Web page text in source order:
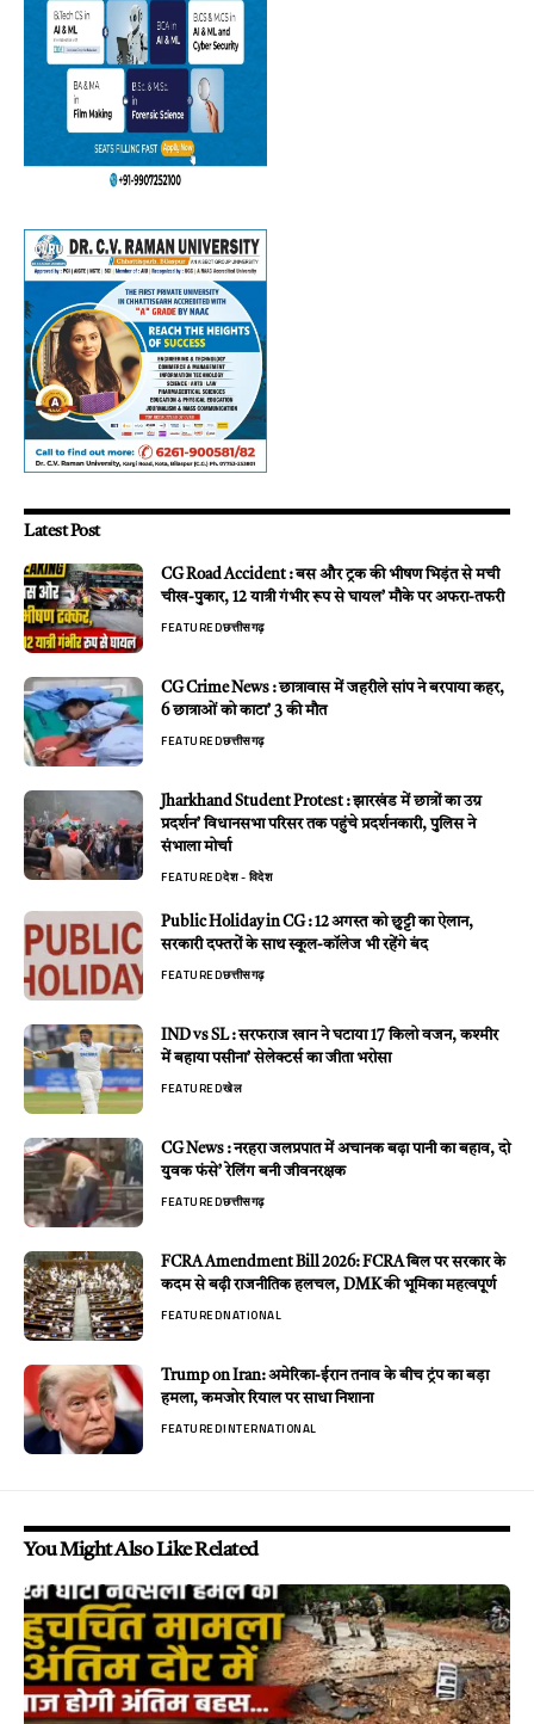
Latest Post
CG Road Accident : बस और ट्रक की भीषण भिड़ंत से मची
चीख-पुकार, 12 यात्री गंभीर रूप से घायल’ मौके पर अफरा-तफरी
FEATUREDछत्तीसगढ़
CG Crime News : छात्रावास में जहरीले सांप ने बरपाया कहर,
6 छात्राओं को काटा’ 3 की मौत
FEATUREDछत्तीसगढ़
Jharkhand Student Protest : झारखंड में छात्रों का उग्र
प्रदर्शन’ विधानसभा परिसर तक पहुंचे प्रदर्शनकारी, पुलिस ने
संभाला मोर्चा
FEATUREDदेश - विदेश
Public Holiday in CG : 12 अगस्त को छुट्टी का ऐलान,
सरकारी दफ्तरों के साथ स्कूल-कॉलेज भी रहेंगे बंद
FEATUREDछत्तीसगढ़
IND vs SL : सरफराज खान ने घटाया 17 किलो वजन, कश्मीर
में बहाया पसीना’ सेलेक्टर्स का जीता भरोसा
FEATUREDखेल
CG News : नरहरा जलप्रपात में अचानक बढ़ा पानी का बहाव, दो
युवक फंसे’ रेलिंग बनी जीवनरक्षक
FEATUREDछत्तीसगढ़
FCRA Amendment Bill 2026: FCRA बिल पर सरकार के
कदम से बढ़ी राजनीतिक हलचल, DMK की भूमिका महत्वपूर्ण
FEATUREDNATIONAL
Trump on Iran: अमेरिका-ईरान तनाव के बीच ट्रंप का बड़ा
हमला, कमजोर रियाल पर साधा निशाना
FEATUREDINTERNATIONAL
You Might Also Like Related